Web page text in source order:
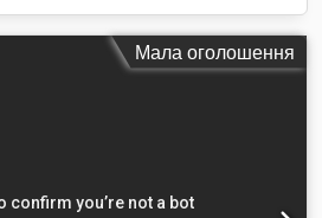
Мала оголошення